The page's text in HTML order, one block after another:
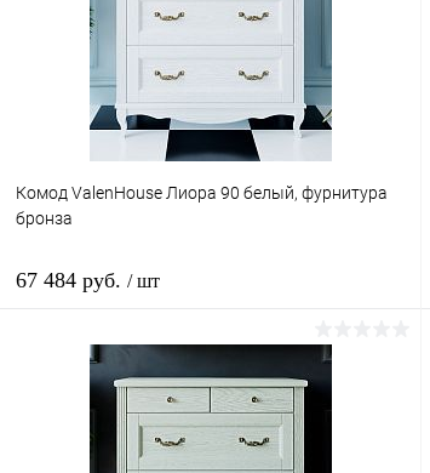
Комод ValenHouse Лиора 90 белый, фурнитура
бронза
67 484 руб. / шт
В корзину
Купить в 1 клик Сравнение